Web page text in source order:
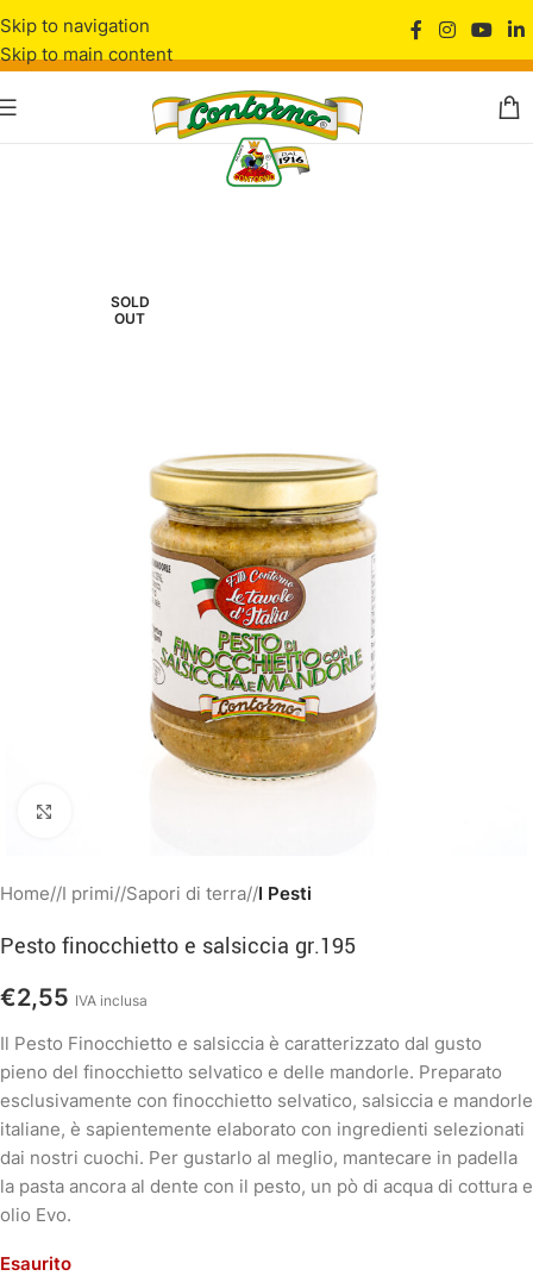
Skip to navigation
Skip to main content
SOLD
OUT
Home/ I primi/ Sapori di terra/ I Pesti
Pesto finocchietto e salsiccia gr.195
€2,55 IVA inclusa
Il Pesto Finocchietto e salsiccia è caratterizzato dal gusto
pieno del finocchietto selvatico e delle mandorle. Preparato
esclusivamente con finocchietto selvatico, salsiccia e mandorle
italiane, è sapientemente elaborato con ingredienti selezionati
dai nostri cuochi. Per gustarlo al meglio, mantecare in padella
la pasta ancora al dente con il pesto, un pò di acqua di cottura e
olio Evo.
Esaurito